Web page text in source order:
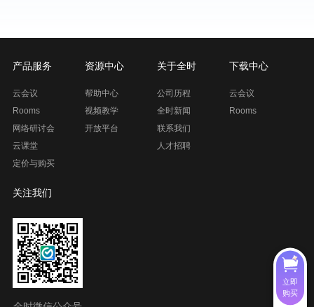
产品服务
云会议
Rooms
网络研讨会
云课堂
定价与购买
资源中心
帮助中心
视频教学
开放平台
关于全时
公司历程
全时新闻
联系我们
人才招聘
下载中心
云会议
Rooms
关注我们
立即
购买